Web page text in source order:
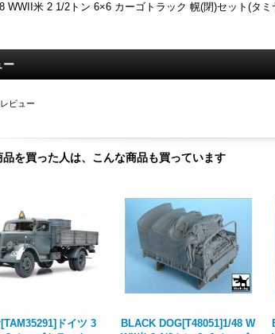
WWII米 2 1/2トン 6×6 カーゴトラック 幌(閉)セット(タミ
ー
ビュー
品を買った人は、こんな商品も買っています
ドイツ 3
BLACK DOG[T48051]1/48 W